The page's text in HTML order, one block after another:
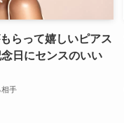
らって嬉しいピアス
日にセンスのいい
相手